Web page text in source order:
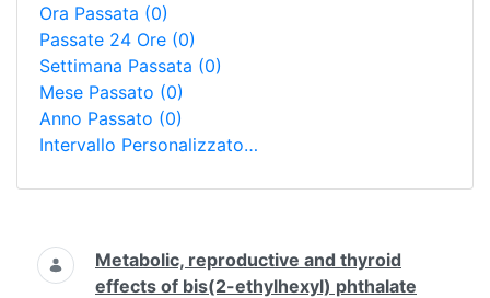
Ora Passata (0)
Passate 24 Ore (0)
Settimana Passata (0)
Mese Passato (0)
Anno Passato (0)
Intervallo Personalizzato…
Ricerca
Metabolic, reproductive and thyroid
effects of bis(2-ethylhexyl) phthalate